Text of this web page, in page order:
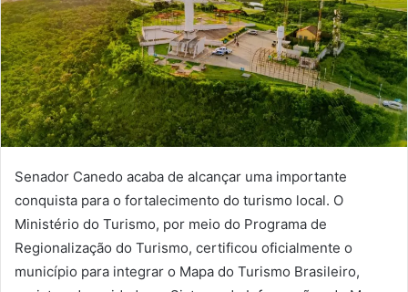
Senador Canedo acaba de alcançar uma importante
conquista para o fortalecimento do turismo local. O
Ministério do Turismo, por meio do Programa de
Regionalização do Turismo, certificou oficialmente o
município para integrar o Mapa do Turismo Brasileiro,